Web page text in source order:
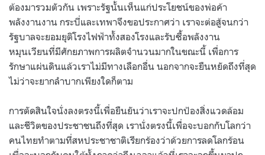
ต้องมารวมตัวกัน เพราะรัฐนั้นเห็นแก่ประโยชน์ของพ่อค้า
พลังงานงาน กระบี่และเทพาจึงขอประกาศว่า เราจะต่อสู้จนกว่า
รัฐบาลจะยอมยุติโรงไฟฟ้าทั้งสองโรงและรับซื้อพลังงาน
หมุนเวียนที่มีศักยภาพการผลิตจำนวนมากในขณะนี้ เพื่อการ
รักษาแผ่นดินแล้วเราไม่มีทางเลือกอื่น นอกจากจะยืนหยัดถึงที่สุด
ไม่ว่าจะยากลำบากเพียงใดก็ตาม
การตัดสินใจนั่งลงตรงนี้เพื่อยืนยันว่าเราจะปกป้องสิ่งแวดล้อม
และชีวิตของประชาชนถึงที่สุด เรานั่งตรงนี้เพื่อจะบอกกับโลกว่า
คนไทยทำตามที่สหประชาชาติเรียกร้องว่าด้วยการลดโลกร้อน